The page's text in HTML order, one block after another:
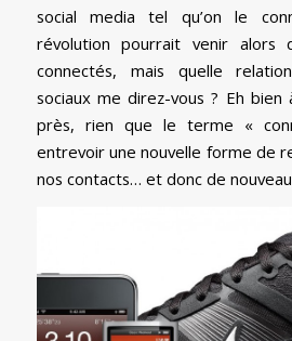
social media tel qu’on le
révolution pourrait venir
connectés, mais quelle
sociaux me direz-vous ? Eh
près, rien que le terme «
entrevoir une nouvelle forme de
nos contacts… et donc de